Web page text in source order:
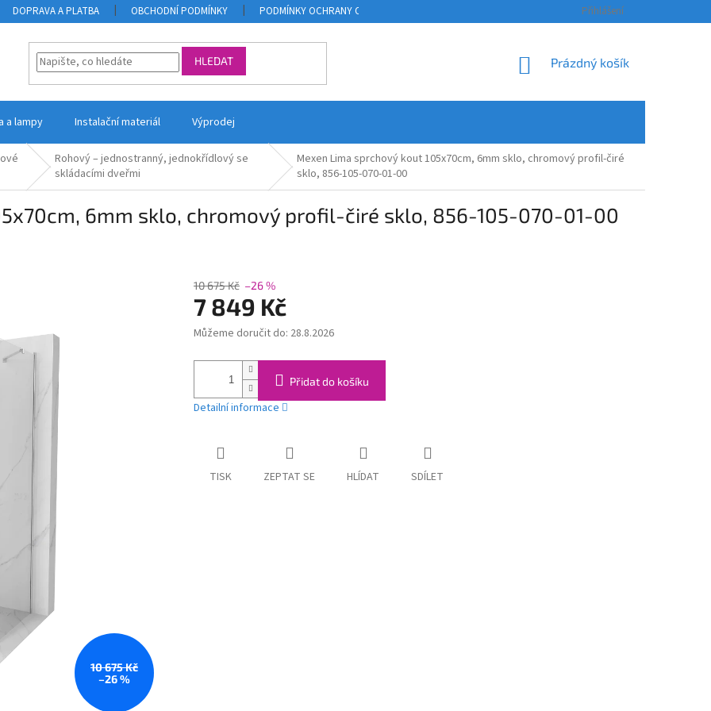
DOPRAVA A PLATBA OBCHODNÍ PODMÍNKY PODMÍNKY OCHRANY OSOBNÍCH ÚDAJŮ ODSTOUPENÍ OD SMLOUVY A
Přihlášení
HLEDAT
NÁKUPNÍ
Prázdný košík
a lampy Instalační materiál Výprodej
Rohový – jednostranný, jednokřídlový se
skládacími dveřmi
Mexen Lima sprchový kout 105x70cm, 6mm sklo, chromový profil-čiré
sklo, 856-105-070-01-00
6mm sklo, chromový profil-čiré sklo, 856-105-070-01-00
10 675 Kč
–26 %
10 675 Kč –26 %
7 849 Kč
Měrná
Můžeme doručit do: 28.8.2026
Přidat do košíku
Detailní informace
TISK ZEPTAT SE HLÍDAT SDÍLET